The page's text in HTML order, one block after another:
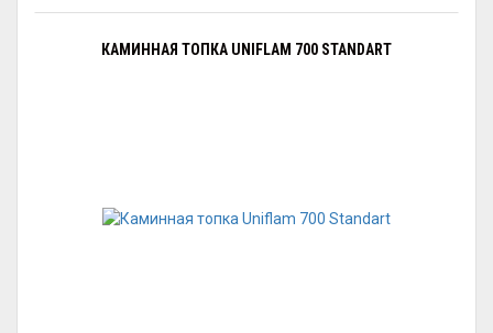
КАМИННАЯ ТОПКА UNIFLAM 700 STANDART